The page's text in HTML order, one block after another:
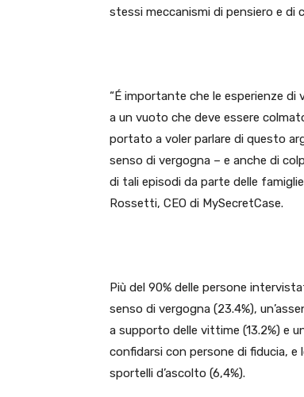
stessi meccanismi di pensiero e
“É importante che le esperienze di
a un vuoto che deve essere
portato a voler parlare di questo
senso di vergogna – e anche di
di tali episodi da parte delle
Rossetti, CEO di MySecretCase.
Più del 90% delle persone
senso di vergogna (23.4%),
a supporto delle vittime (13.2%) e
confidarsi con persone di fiducia, e
sportelli d’ascolto (6,4%).